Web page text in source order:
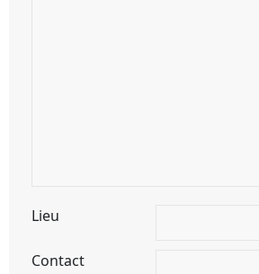
Lieu
Contact